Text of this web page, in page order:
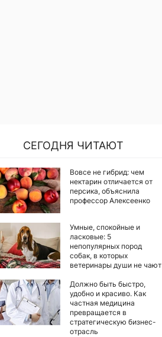
СЕГОДНЯ ЧИТАЮТ
Вовсе не гибрид: чем
нектарин отличается от
персика, объяснила
профессор Алексеенко
Умные, спокойные и
ласковые: 5
непопулярных пород
собак, в которых
ветеринары души не чают
Должно быть быстро,
удобно и красиво. Как
частная медицина
превращается в
стратегическую бизнес-
отрасль